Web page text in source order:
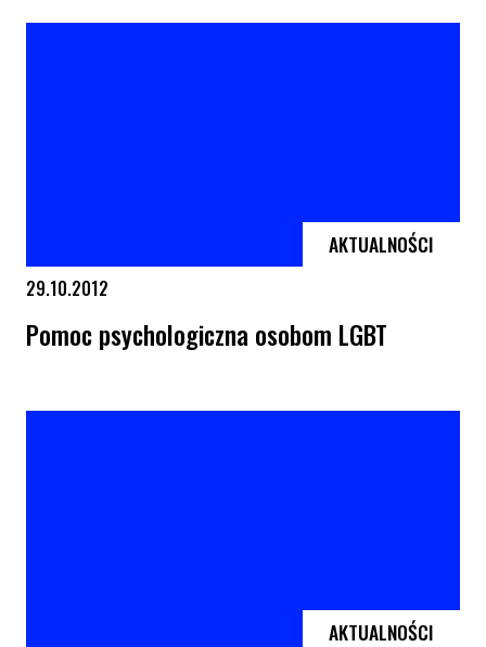
AKTUALNOŚCI
29.10.2012
Pomoc psychologiczna osobom LGBT
AKTUALNOŚCI